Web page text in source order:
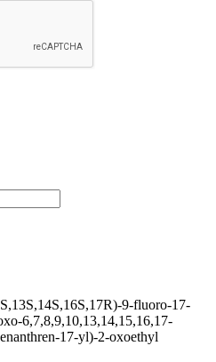
9-fluoro-17-
6,7,8,9,10,13,14,15,16,17-
17-yl)-2-oxoethyl